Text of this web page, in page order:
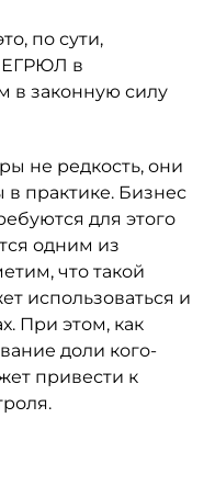
по сути,
ЕГРЮЛ в
в законную силу
не редкость, они
в практике. Бизнес
для этого
одним из
что такой
использоваться и
При этом, как
доли кого-
привести к